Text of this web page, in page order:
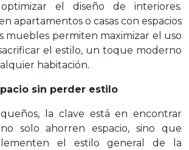
el diseño de interiores.
apartamentos o casas con espacios
muebles permiten maximizar el uso
el estilo, un toque moderno
habitación.
sin perder estilo
la clave está en encontrar
solo ahorren espacio, sino que
el estilo general de la